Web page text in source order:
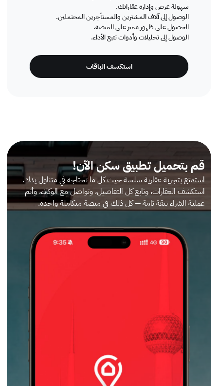
سهولة عرض وإدارة عقاراتك.
الوصول إلى آلاف المشترين والمستأجرين المحتملين.
الحصول على ظهور مميز على المنصة.
الوصول إلى تحليلات وأدوات تتبع الأداء.
استكشف الباقات
قم بتحميل تطبيق سكن الآن!
استمتع بتجربة عقارية سلسة حيث كل ما تحتاجه في متناول يدك.
استكشف العقارات، وتابع كل التفاصيل، وتواصل مع الوكلاء، وأتم
عملية الشراء بثقة تامة — كل ذلك في منصة متكاملة واحدة.